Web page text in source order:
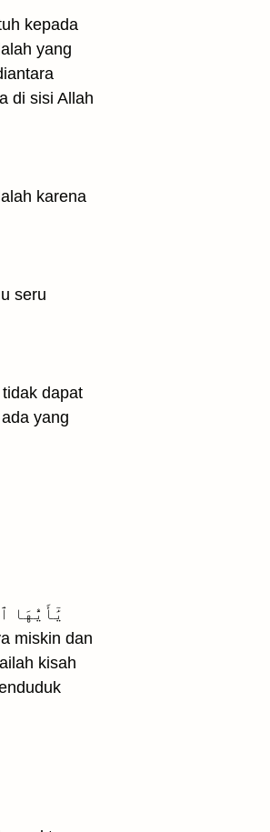
kepada
yang
di sisi Allah
karena
seru
dapat
yang
kisah